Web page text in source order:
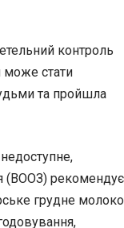
контроль
може стати
та пройшла
(ВООЗ) рекомендує
грудне молоко